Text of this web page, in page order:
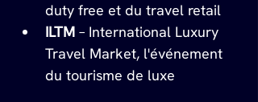
duty free et du travel retail
ILTM – International Luxury
Travel Market, l'événement
du tourisme de luxe